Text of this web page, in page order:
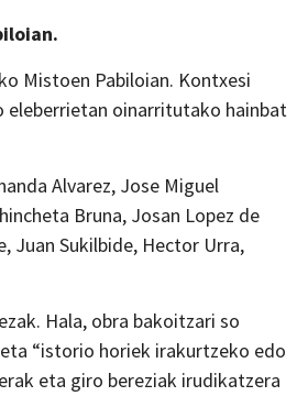
Mistoen Pabiloian. Kontxesi
oinarritutako hainbat
Alvarez, Jose Miguel
Bruna, Josan Lopez de
Juan Sukilbide, Hector Urra,
Hala, obra bakoitzari so
“istorio horiek irakurtzeko edo
eta giro bereziak irudikatzera